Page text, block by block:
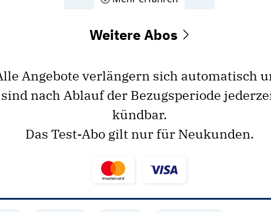
Weitere Abos
Angebote verlängern sich automatisch
sind nach Ablauf der Bezugsperiode
kündbar.
Das Test-Abo gilt nur für Neukunden.